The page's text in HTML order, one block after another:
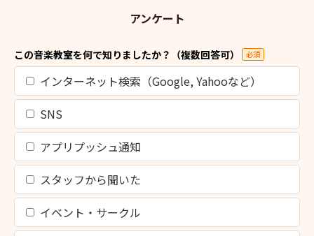
アンケート
この音楽教室を何で知りましたか？（複数回答可） 必須
インターネット検索（Google, Yahooなど）
SNS
アプリプッシュ通知
スタッフから聞いた
イベント・サークル